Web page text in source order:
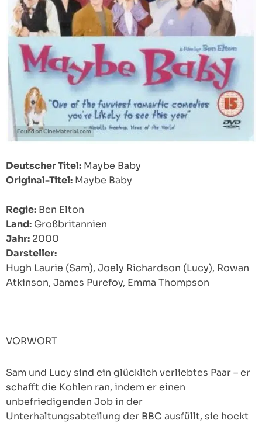
Deutscher Titel: Maybe Baby
Original-Titel: Maybe Baby
Regie: Ben Elton
Land: Großbritannien
Jahr: 2000
Darsteller:
Hugh Laurie (Sam), Joely Richardson (Lucy), Rowan
Atkinson, James Purefoy, Emma Thompson
VORWORT
Sam und Lucy sind ein glücklich verliebtes Paar – er
schafft die Kohlen ran, indem er einen
unbefriedigenden Job in der
Unterhaltungsabteilung der BBC ausfüllt, sie hockt